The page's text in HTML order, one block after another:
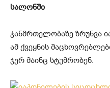
სალონში
ჯანმრთელობაზე ზრუნვა
ამ ქვეყნის
ჯერ მაინც სტუმრობენ.